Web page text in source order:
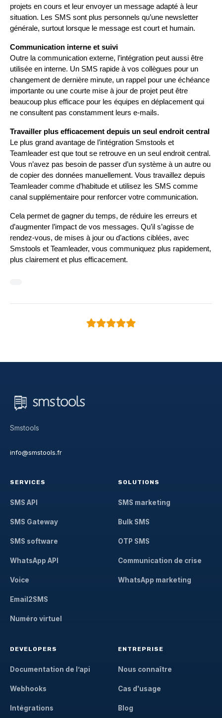
projets en cours et leur envoyer un message adapté à leur
situation. Les SMS sont plus personnels qu’une newsletter
générale, surtout lorsque le message est court et humain.
Communication interne et suivi
Outre la communication externe, l’intégration peut aussi être
utilisée en interne. Un SMS rapide à vos collègues pour un
changement de dernière minute, un rappel pour une échéance
importante ou une courte mise à jour de projet peut être
beaucoup plus efficace pour les équipes en déplacement qui
ne consultent pas constamment leurs e-mails.
Travailler plus efficacement depuis un seul endroit central
Le plus grand avantage de l’intégration Smstools et
Teamleader est que tout se retrouve en un seul endroit central.
Vous n’avez pas besoin de passer d’un système à un autre ou
de copier des données manuellement. Vous travaillez depuis
Teamleader comme d’habitude et utilisez les SMS comme
canal supplémentaire pour renforcer votre communication.
Cela permet de gagner du temps, de réduire les erreurs et
d’augmenter l’impact de vos messages. Qu’il s’agisse de
rendez-vous, de mises à jour ou d’actions ciblées, avec
Smstools et Teamleader, vous communiquez plus rapidement,
plus clairement et plus efficacement.
Smstools
info@smstools.fr
SERVICES
SMS API
SMS Gateway
SMS software
WhatsApp API
Voice
Email2SMS
Numéro virtuel
SOLUTIONS
SMS marketing
Bulk SMS
OTP SMS
Communication de crise
WhatsApp marketing
DEVELOPERS
Documentation de l’api
Webhooks
Intégrations
ENTREPRISE
Nous connaître
Cas d'usage
Blog